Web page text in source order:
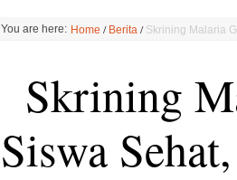
You are here: Home / Berita / Skrining Malaria
Skrining
Siswa